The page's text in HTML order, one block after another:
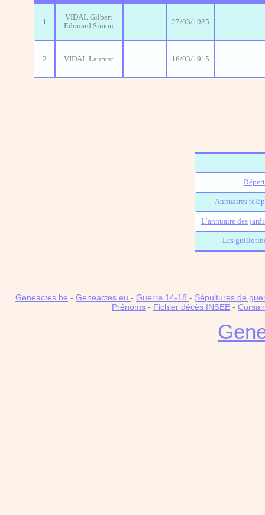
1
VIDAL Gilbert
Edouard Simon
27/03/1925
2 VIDAL Laurent 16/03/1915
Annuaires
L’annuaire des
Les
Geneactes.be - Geneactes.eu - Guerre 14-18 - Sépultures de
Prénoms - Fichier décès INSEE -